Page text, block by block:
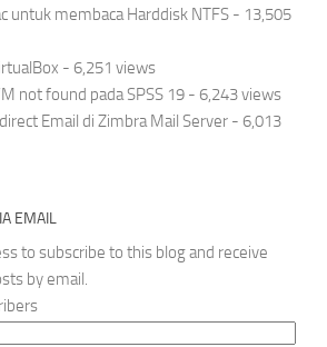
untuk membaca Harddisk NTFS - 13,505
- 6,251 views
not found pada SPSS 19 - 6,243 views
Email di Zimbra Mail Server - 6,013
EMAIL
to subscribe to this blog and receive
by email.